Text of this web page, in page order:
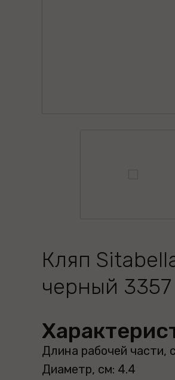
Кляп
черный 3357
Длина рабочей части,
Диаметр, см: 4.4